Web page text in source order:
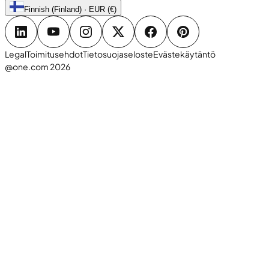
Finnish (Finland) · EUR (€)
LegalToimitusehdotTietosuojaselosteEvästekäytäntö
@one.com 2026